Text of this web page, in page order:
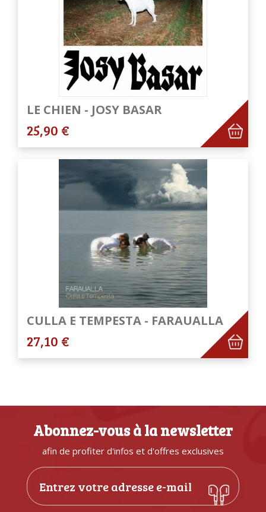
LE CHIEN - JOSY BASAR
25,90 €
CULLA E TEMPESTA - FARAUALLA
27,10 €
Abonnez-vous à la newsletter
afin de profiter d'infos et d'offres exclusives